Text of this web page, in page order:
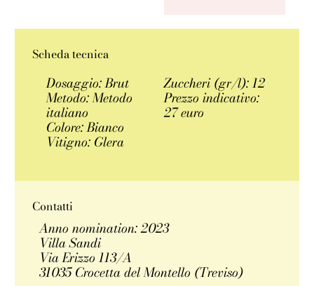
Scheda tecnica
Dosaggio: Brut
Metodo: Metodo
italiano
Colore: Bianco
Vitigno: Glera
Zuccheri (gr/l): 12
Prezzo indicativo:
27 euro
Contatti
Anno nomination: 2023
Villa Sandi
Via Erizzo 113/A
31035 Crocetta del Montello (Treviso)